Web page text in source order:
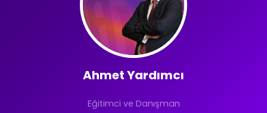
Ahmet Yardımcı
Eğitimci ve Danışman